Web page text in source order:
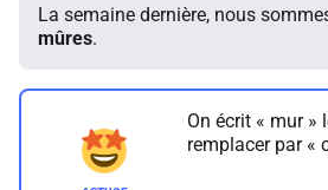
La semaine dernière, nous
mûres.
On écrit « mur »
remplacer par «